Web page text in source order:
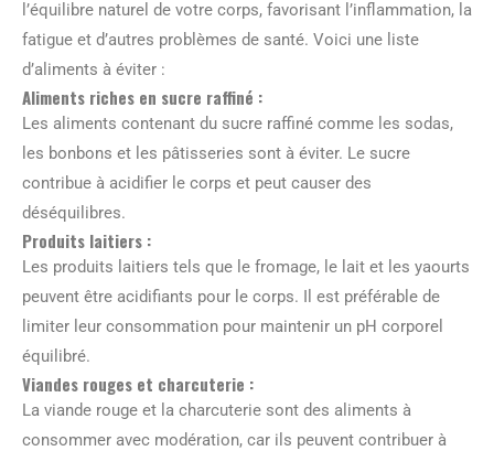
l’équilibre naturel de votre corps, favorisant l’inflammation, la
fatigue et d’autres problèmes de santé. Voici une liste
d’aliments à éviter :
Aliments riches en sucre raffiné :
Les aliments contenant du sucre raffiné comme les sodas,
les bonbons et les pâtisseries sont à éviter. Le sucre
contribue à acidifier le corps et peut causer des
déséquilibres.
Produits laitiers :
Les produits laitiers tels que le fromage, le lait et les yaourts
peuvent être acidifiants pour le corps. Il est préférable de
limiter leur consommation pour maintenir un pH corporel
équilibré.
Viandes rouges et charcuterie :
La viande rouge et la charcuterie sont des aliments à
consommer avec modération, car ils peuvent contribuer à